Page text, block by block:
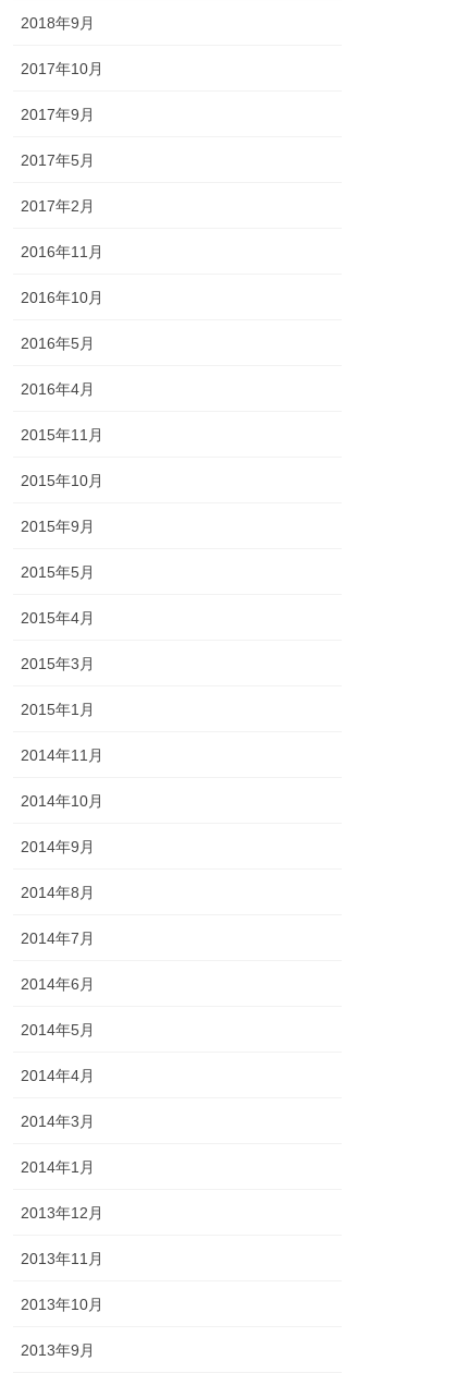
2018年9月
2017年10月
2017年9月
2017年5月
2017年2月
2016年11月
2016年10月
2016年5月
2016年4月
2015年11月
2015年10月
2015年9月
2015年5月
2015年4月
2015年3月
2015年1月
2014年11月
2014年10月
2014年9月
2014年8月
2014年7月
2014年6月
2014年5月
2014年4月
2014年3月
2014年1月
2013年12月
2013年11月
2013年10月
2013年9月